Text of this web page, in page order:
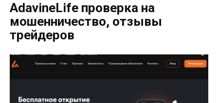
AdavineLife проверка на
мошенничество, отзывы
трейдеров